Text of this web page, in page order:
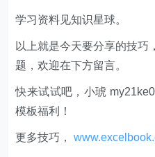
学习资料见知识星球。
以上就是今天要分享的技巧
题，欢迎在下方留言。
快来试试吧，小琥
模板福利​​​​！
更多技巧，